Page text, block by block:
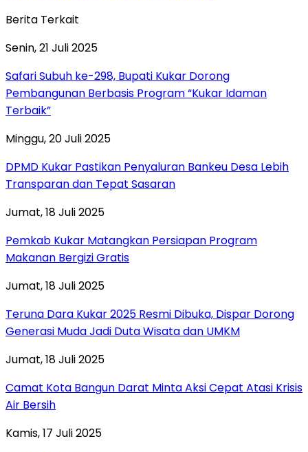
Berita Terkait
Senin, 21 Juli 2025
Safari Subuh ke-298, Bupati Kukar Dorong
Pembangunan Berbasis Program “Kukar Idaman
Terbaik”
Minggu, 20 Juli 2025
DPMD Kukar Pastikan Penyaluran Bankeu Desa Lebih
Transparan dan Tepat Sasaran
Jumat, 18 Juli 2025
Pemkab Kukar Matangkan Persiapan Program
Makanan Bergizi Gratis
Jumat, 18 Juli 2025
Teruna Dara Kukar 2025 Resmi Dibuka, Dispar Dorong
Generasi Muda Jadi Duta Wisata dan UMKM
Jumat, 18 Juli 2025
Camat Kota Bangun Darat Minta Aksi Cepat Atasi Krisis
Air Bersih
Kamis, 17 Juli 2025